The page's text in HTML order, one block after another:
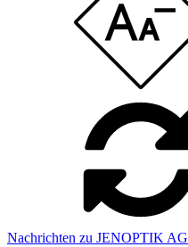
Nachrichten zu JENOPTIK AG